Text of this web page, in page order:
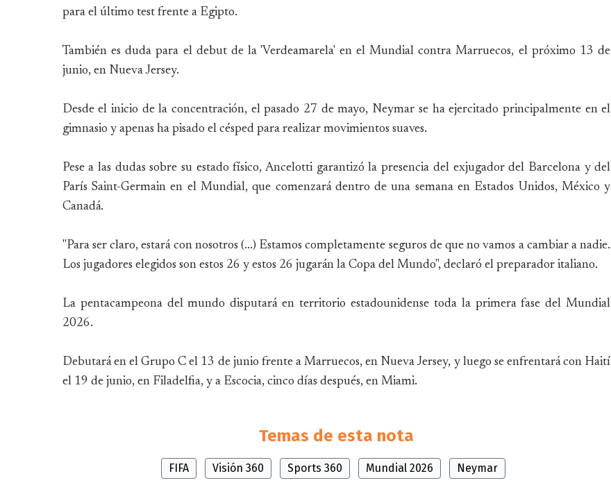
para el último test frente a Egipto.
También es duda para el debut de la 'Verdeamarela' en el Mundial contra Marruecos, el próximo 13 de
junio, en Nueva Jersey.
Desde el inicio de la concentración, el pasado 27 de mayo, Neymar se ha ejercitado principalmente en el
gimnasio y apenas ha pisado el césped para realizar movimientos suaves.
Pese a las dudas sobre su estado físico, Ancelotti garantizó la presencia del exjugador del Barcelona y del
París Saint-Germain en el Mundial, que comenzará dentro de una semana en Estados Unidos, México y
Canadá.
"Para ser claro, estará con nosotros (...) Estamos completamente seguros de que no vamos a cambiar a nadie.
Los jugadores elegidos son estos 26 y estos 26 jugarán la Copa del Mundo", declaró el preparador italiano.
La pentacampeona del mundo disputará en territorio estadounidense toda la primera fase del Mundial
2026.
Debutará en el Grupo C el 13 de junio frente a Marruecos, en Nueva Jersey, y luego se enfrentará con Haití
el 19 de junio, en Filadelfia, y a Escocia, cinco días después, en Miami.
Temas de esta nota
FIFA Visión 360 Sports 360 Mundial 2026 Neymar